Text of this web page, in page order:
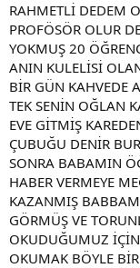
RAHMETLİ DEDEM
PROFÖSÖR OLUR
YOKMUŞ 20
ANIN KULELİSİ
BİR GÜN KAHVEDE
TEK SENİN OĞLAN
EVE GİTMİŞ
ÇUBUĞU DENİR
SONRA BABAMIN
HABER VERMEYE
KAZANMIŞ
GÖRMÜŞ VE
OKUDUĞUMUZ
OKUMAK BÖYLE